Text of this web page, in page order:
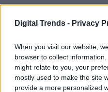
Digital Trends - Privacy
When you visit our website,
browser to collect
might relate to you, your
mostly used to make the site
provide a more personalized
Un hombre
para
Last House